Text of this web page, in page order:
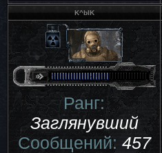
K^bIK
Ранг:
Заглянувший
Сообщений:457